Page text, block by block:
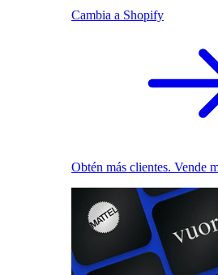
Cambia a Shopify
Obtén más clientes. Vende